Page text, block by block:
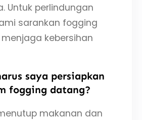
Untuk perlindungan
sarankan fogging
kebersihan
saya persiapkan
fogging datang?
makanan dan